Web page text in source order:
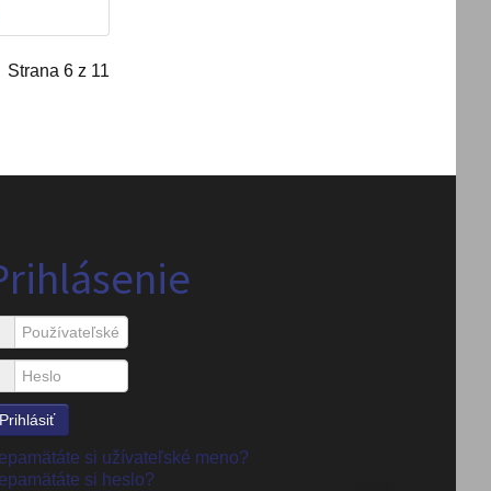
Strana 6 z 11
Používateľské meno
Heslo
Prihlásiť
si užívateľské meno?
si heslo?